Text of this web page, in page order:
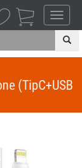
(TipC+USB